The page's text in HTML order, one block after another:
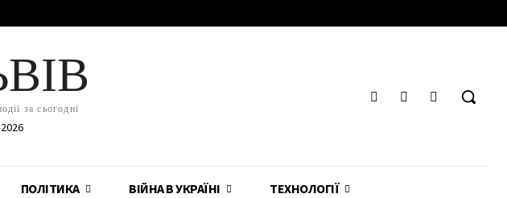
за сьогодні
ПОЛІТИКА ВІЙНА В УКРАЇНІ ТЕХНОЛОГІЇ